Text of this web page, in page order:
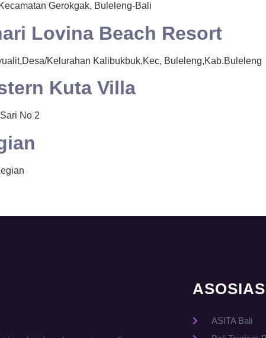
Gerokgak, Buleleng-Bali
Lovina Beach Resort
Kelurahan Kalibukbuk,Kec, Buleleng,Kab.Buleleng
Kuta Villa
No 2
ASITA Bali